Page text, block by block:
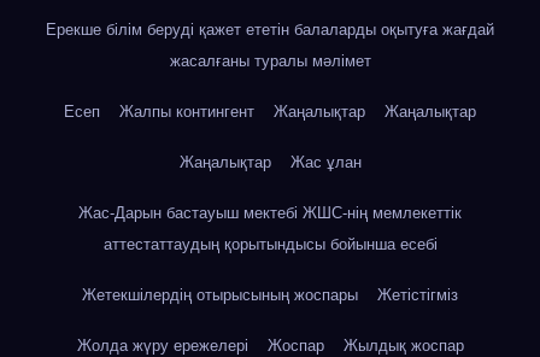
Ерекше білім беруді қажет ететін балаларды оқытуға жағдай
жасалғаны туралы мәлімет
Есеп Жалпы контингент Жаңалықтар Жаңалықтар
Жаңалықтар Жас ұлан
Жас-Дарын бастауыш мектебі ЖШС-нің мемлекеттік
аттестаттаудың қорытындысы бойынша есебі
Жетекшілердің отырысының жоспары Жетістігміз
Жолда жүру ережелері Жоспар Жылдық жоспар